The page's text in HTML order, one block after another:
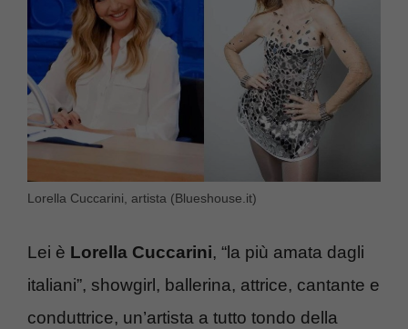
Lorella Cuccarini, artista (Blueshouse.it)
Lei è Lorella Cuccarini, “la più amata dagli
italiani”, showgirl, ballerina, attrice, cantante e
conduttrice, un’artista a tutto tondo della